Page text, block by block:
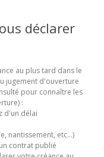
déclarer
au plus tard dans le
jugement d'ouverture
pour connaître les
:
d'un délai
nantissement, etc...)
contrat publié